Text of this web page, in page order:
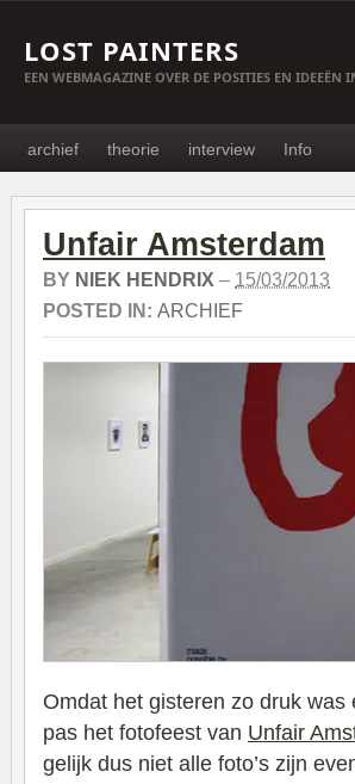
LOST PAINTERS
EEN WEBMAGAZINE OVER DE POSITIES EN IDEEËN
archief theorie interview Info
Unfair Amsterdam
BY NIEK HENDRIX – 15/03/2013
POSTED IN: ARCHIEF
Omdat het gisteren zo druk
pas het fotofeest van Unfair
gelijk dus niet alle foto’s zijn